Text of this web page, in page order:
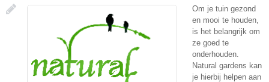
Om je tuin gezond
en mooi te houden,
is het belangrijk om
ze goed te
onderhouden.
Natural gardens kan
je hierbij helpen aan